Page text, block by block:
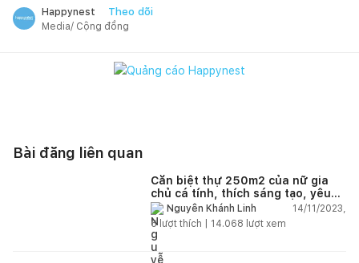
Happynest Theo dõi
Media/ Cộng đồng
Bài đăng liên quan
Căn biệt thự 250m2 của nữ gia
chủ cá tính, thích sáng tạo, yêu
thiên nhiên, chi phí hoàn thiện 8
tỷ đồng
Nguyễn Khánh Linh
14/11/2023,
6lượt thích | 14.068 lượt xem